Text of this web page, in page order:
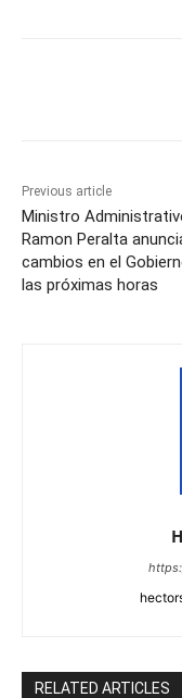
Previous article
Ministro
Ramon Peralta
cambios en el
las próximas horas
RELATED ARTICLES